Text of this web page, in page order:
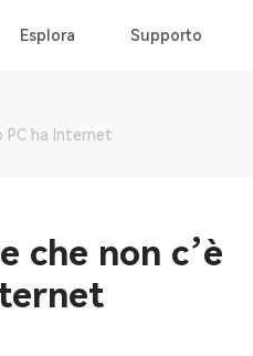
Esplora Supporto
PC ha Internet
che non c’è